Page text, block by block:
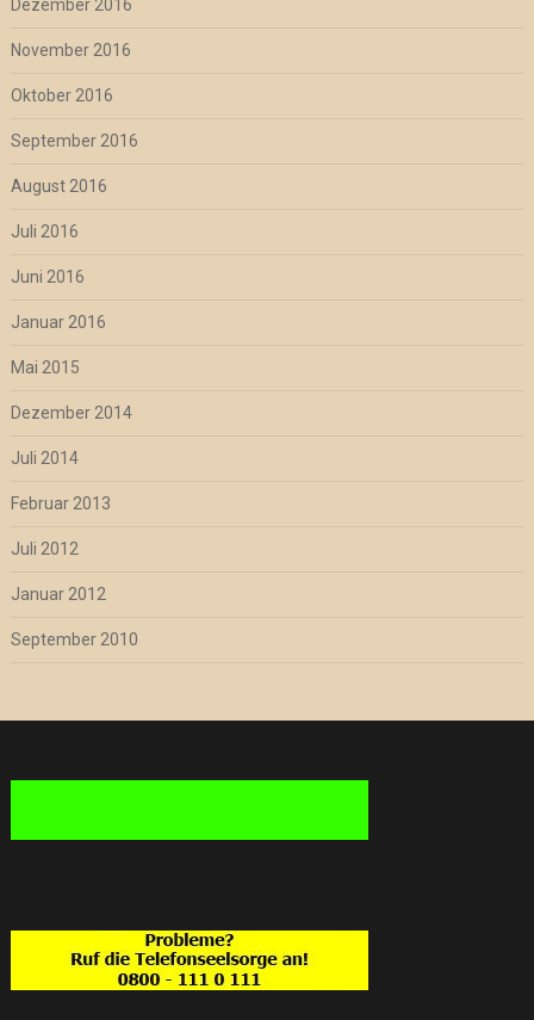
Dezember 2016
November 2016
Oktober 2016
September 2016
August 2016
Juli 2016
Juni 2016
Januar 2016
Mai 2015
Dezember 2014
Juli 2014
Februar 2013
Juli 2012
Januar 2012
September 2010